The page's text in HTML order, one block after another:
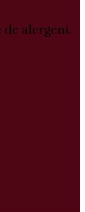
alergeni.